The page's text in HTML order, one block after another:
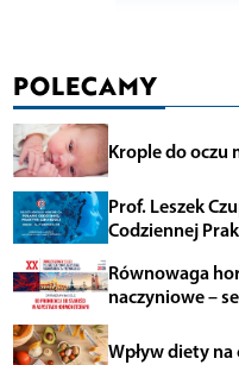
POLECAMY
Krople do oczu
Prof. Leszek
Codziennej
Równowaga
naczyniowe –
Wpływ diety